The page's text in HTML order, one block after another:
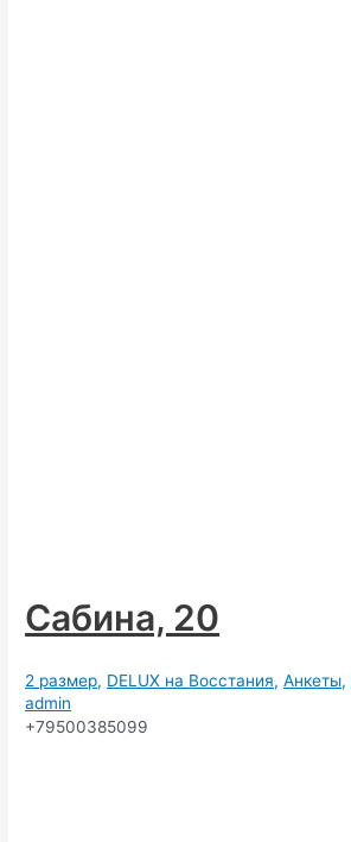
Сабина, 20
2 размер, DELUX на Восстания,Анкеты,
admin
+79500385099